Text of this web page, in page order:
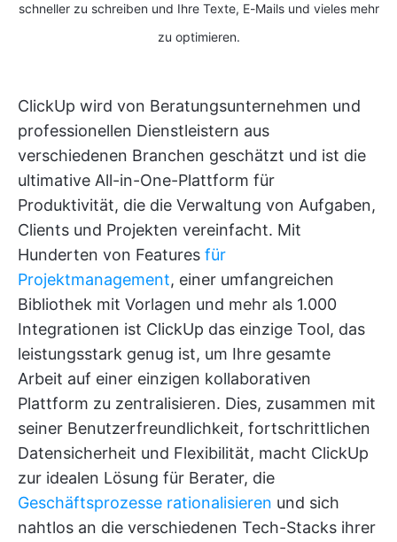
schneller zu schreiben und Ihre Texte, E-Mails und vieles mehr
zu optimieren.
ClickUp wird von Beratungsunternehmen und
professionellen Dienstleistern aus
verschiedenen Branchen geschätzt und ist die
ultimative All-in-One-Plattform für
Produktivität, die die Verwaltung von Aufgaben,
Clients und Projekten vereinfacht. Mit
Hunderten von Features für
Projektmanagement, einer umfangreichen
Bibliothek mit Vorlagen und mehr als 1.000
Integrationen ist ClickUp das einzige Tool, das
leistungsstark genug ist, um Ihre gesamte
Arbeit auf einer einzigen kollaborativen
Plattform zu zentralisieren. Dies, zusammen mit
seiner Benutzerfreundlichkeit, fortschrittlichen
Datensicherheit und Flexibilität, macht ClickUp
zur idealen Lösung für Berater, die
Geschäftsprozesse rationalisieren und sich
nahtlos an die verschiedenen Tech-Stacks ihrer